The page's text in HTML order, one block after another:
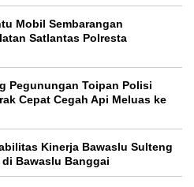
Mobil Sembarangan
Satlantas Polresta
Pegunungan Toipan Polisi
Cepat Cegah Api Meluas ke
Kinerja Bawaslu Sulteng
Bawaslu Banggai